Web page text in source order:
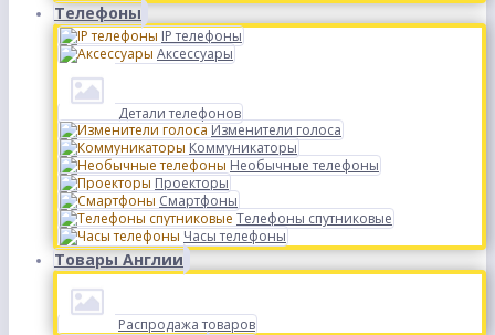
Телефоны
IP телефоны
Аксессуары
Детали телефонов
Изменители голоса
Коммуникаторы
Необычные телефоны
Проекторы
Смартфоны
Телефоны спутниковые
Часы телефоны
Товары Англии
Распродажа товаров